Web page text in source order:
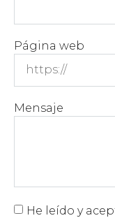
Página web
Mensaje
He leído y